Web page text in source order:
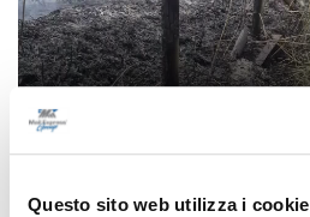
Questo sito web utilizza i cookie
Santa Lucia sotto controllo